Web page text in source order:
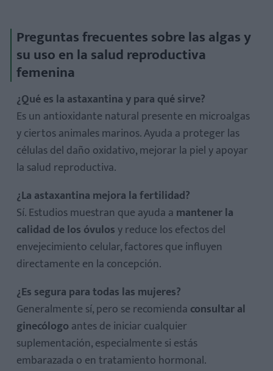
Preguntas frecuentes sobre las algas y
su uso en la salud reproductiva
femenina
¿Qué es la astaxantina y para qué sirve?
Es un antioxidante natural presente en microalgas
y ciertos animales marinos. Ayuda a proteger las
células del daño oxidativo, mejorar la piel y apoyar
la salud reproductiva.
¿La astaxantina mejora la fertilidad?
Sí. Estudios muestran que ayuda a mantener la
calidad de los óvulosy reduce los efectos del
envejecimiento celular, factores que influyen
directamente en la concepción.
¿Es segura para todas las mujeres?
Generalmente sí, pero se recomienda consultar al
ginecólogo antes de iniciar cualquier
suplementación, especialmente si estás
embarazada o en tratamiento hormonal.